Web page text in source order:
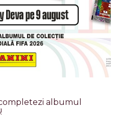
albumul